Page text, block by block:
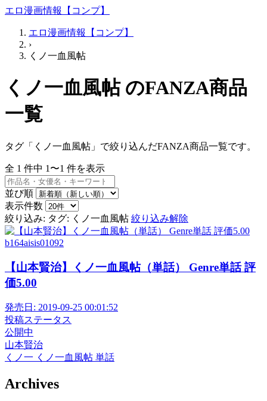
エロ漫画情報【コンプ】
エロ漫画情報【コンプ】
›
くノ一血風帖
くノ一血風帖 のFANZA商品
一覧
タグ「くノ一血風帖」で絞り込んだFANZA商品一覧です。
全 1 件中 1〜1 件を表示
並び順
表示件数
絞り込み: タグ: くノ一血風帖 絞り込み解除
b164aisis01092
【山本賢治】くノ一血風帖（単話） Genre単話 評
価5.00
発売日: 2019-09-25 00:01:52
投稿ステータス
公開中
山本賢治
くノ一 くノ一血風帖 単話
Archives